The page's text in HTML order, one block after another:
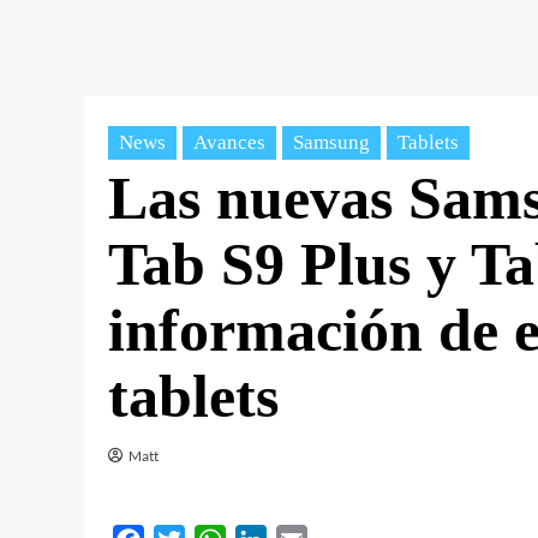
News Avances Samsung Tablets
Las nuevas
Tab S9 Plus y
información de
tablets
Matt